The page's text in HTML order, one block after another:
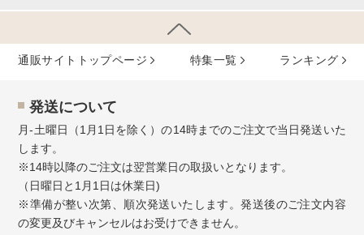
通販サイトトップページ 特集⼀覧 ランキング
発送について
月-土曜日（1月1日を除く）の14時までのご注文で当日発送いた
します。
※14時以降のご注文は翌営業日の取扱いとなります。
（日曜日と1月1日は休業日)
※準備が整い次第、順次発送いたします。発送後のご注文内容
の変更及びキャンセルはお受けできません。